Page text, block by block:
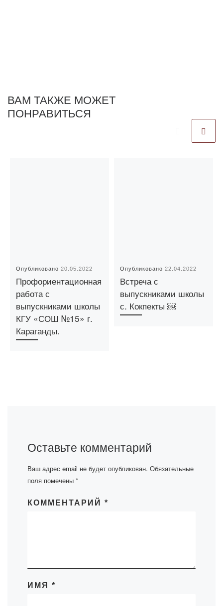
ВАМ ТАКЖЕ МОЖЕТ
ПОНРАВИТЬСЯ
Опубликовано20.05.2022
Профориентационная
работа с
выпускниками школы
КГУ «СОШ №15» г.
Караганды.
Опубликовано22.04.2022
Встреча с
выпускниками школы
с. Кокпекты ￼
Оставьте комментарий
Ваш адрес email не будет опубликован. Обязательные
поля помечены *
КОММЕНТАРИЙ *
ИМЯ *